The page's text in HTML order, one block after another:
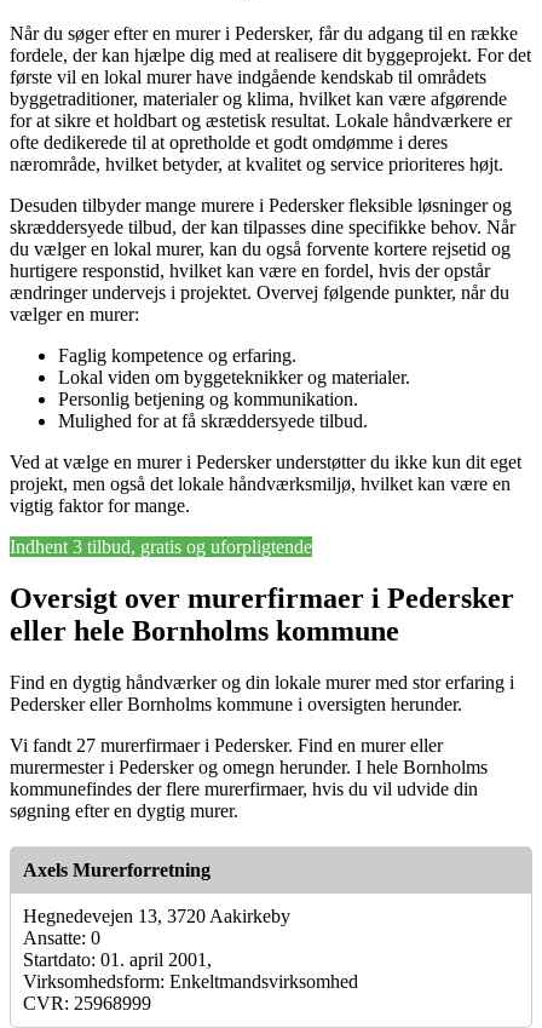
Når du søger efter en murer i Pedersker, får du adgang til en række
fordele, der kan hjælpe dig med at realisere dit byggeprojekt. For det
første vil en lokal murer have indgående kendskab til områdets
byggetraditioner, materialer og klima, hvilket kan være afgørende
for at sikre et holdbart og æstetisk resultat. Lokale håndværkere er
ofte dedikerede til at opretholde et godt omdømme i deres
nærområde, hvilket betyder, at kvalitet og service prioriteres højt.
Desuden tilbyder mange murere i Pedersker fleksible løsninger og
skræddersyede tilbud, der kan tilpasses dine specifikke behov. Når
du vælger en lokal murer, kan du også forvente kortere rejsetid og
hurtigere responstid, hvilket kan være en fordel, hvis der opstår
ændringer undervejs i projektet. Overvej følgende punkter, når du
vælger en murer:
Faglig kompetence og erfaring.
Lokal viden om byggeteknikker og materialer.
Personlig betjening og kommunikation.
Mulighed for at få skræddersyede tilbud.
Ved at vælge en murer i Pedersker understøtter du ikke kun dit eget
projekt, men også det lokale håndværksmiljø, hvilket kan være en
vigtig faktor for mange.
Indhent 3 tilbud, gratis og uforpligtende
Oversigt over murerfirmaer i Pedersker
eller hele Bornholms kommune
Find en dygtig håndværker og din lokale murer med stor erfaring i
Pedersker eller Bornholms kommune i oversigten herunder.
Vi fandt 27 murerfirmaer i Pedersker. Find en murer eller
murermester i Pedersker og omegn herunder. I hele Bornholms
kommunefindes der flere murerfirmaer, hvis du vil udvide din
søgning efter en dygtig murer.
Axels Murerforretning
Hegnedevejen 13, 3720 Aakirkeby
Ansatte: 0
Startdato: 01. april 2001,
Virksomhedsform: Enkeltmandsvirksomhed
CVR: 25968999